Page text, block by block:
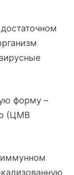
форму –
(ЦМВ
иммунном